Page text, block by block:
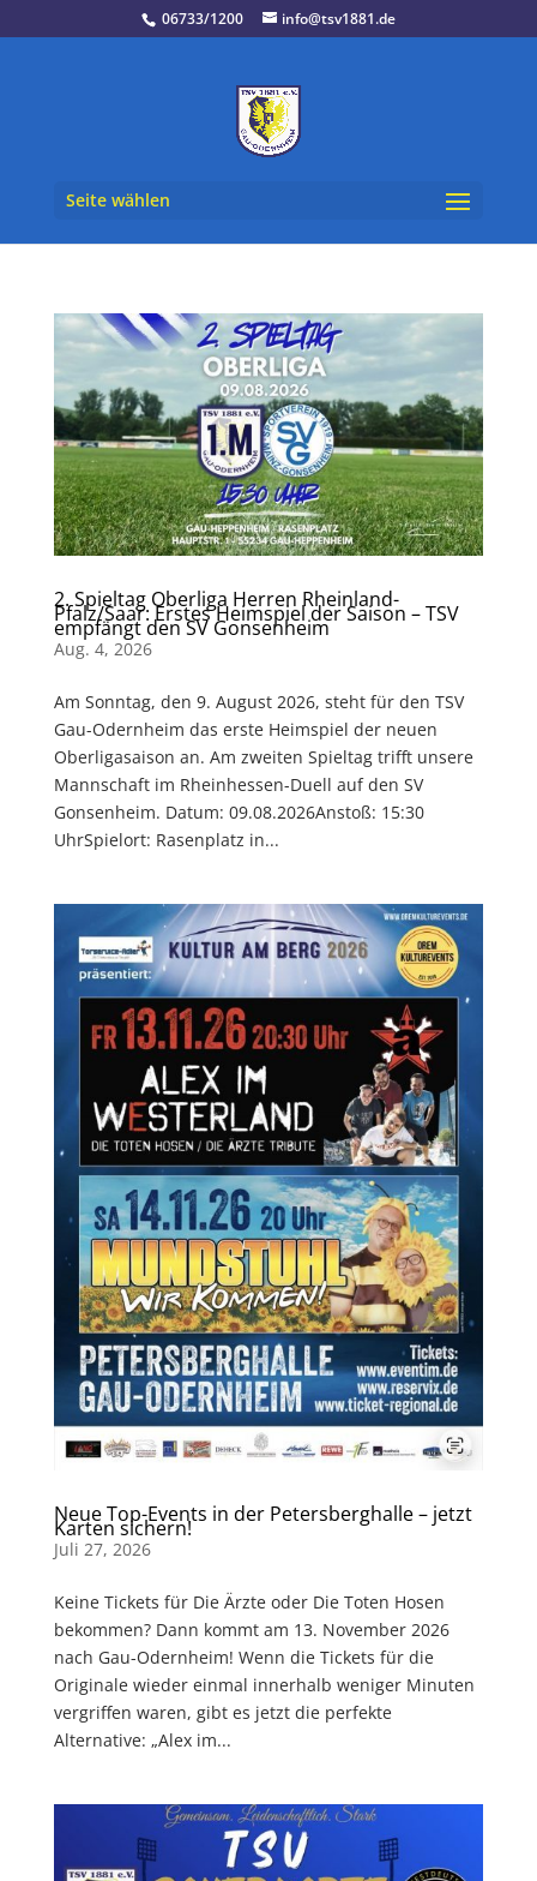
06733/1200 info@tsv1881.de
Seite wählen
2. Spieltag Oberliga Herren Rheinland-
Pfalz/Saar: Erstes Heimspiel der Saison – TSV
empfängt den SV Gonsenheim
Aug. 4, 2026
Am Sonntag, den 9. August 2026, steht für den TSV
Gau-Odernheim das erste Heimspiel der neuen
Oberligasaison an. Am zweiten Spieltag trifft unsere
Mannschaft im Rheinhessen-Duell auf den SV
Gonsenheim. Datum: 09.08.2026Anstoß: 15:30
UhrSpielort: Rasenplatz in...
Neue Top-Events in der Petersberghalle – jetzt
Karten sichern!
Juli 27, 2026
Keine Tickets für Die Ärzte oder Die Toten Hosen
bekommen? Dann kommt am 13. November 2026
nach Gau-Odernheim! Wenn die Tickets für die
Originale wieder einmal innerhalb weniger Minuten
vergriffen waren, gibt es jetzt die perfekte
Alternative: „Alex im...